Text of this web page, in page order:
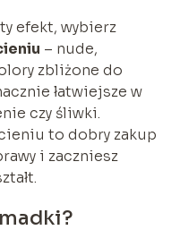
efekt, wybierz
– nude,
zbliżone do
łatwiejsze w
czy śliwki.
to dobry zakup
i zaczniesz